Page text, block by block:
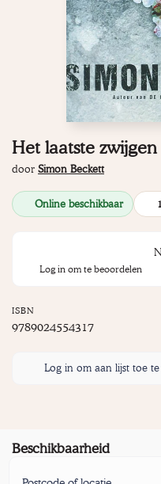
Het laatste zwijgen
door Simon Beckett
Online beschikbaar
Log in om te beoordelen
ISBN
9789024554317
Log in om aan lijst toe
Beschikbaarheid